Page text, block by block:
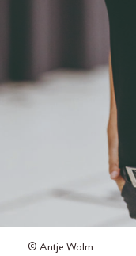
© Antje Wolm